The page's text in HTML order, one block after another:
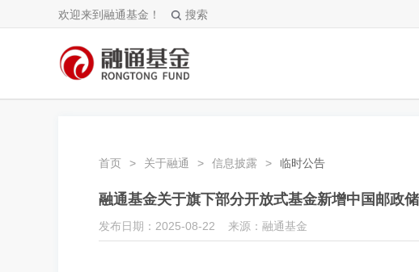
欢迎来到融通基金！ 搜索
首页 > 关于融通 > 信息披露 > 临时公告
融通基金关于旗下部分开放式基金新增中国邮政
发布日期：2025-08-22 来源：融通基金